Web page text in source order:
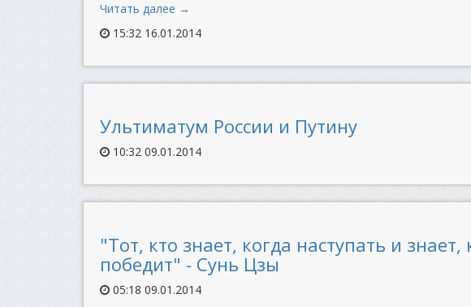
Читать далее →
15:32 16.01.2014
Ультиматум России и Путину
10:32 09.01.2014
"Тот, кто знает, когда наступать и
победит" - Сунь Цзы
05:18 09.01.2014